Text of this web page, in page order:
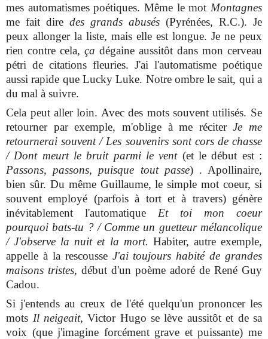
mes automatismes poétiques. Même le mot Montagnes
me fait diredes grands abusés(Pyrénées, R.C.). Je
peux allonger la liste, mais elle est longue. Je ne peux
rien contre cela,ça dégaine aussitôt dans mon cerveau
pétri de citations fleuries. J'ai l'automatisme poétique
aussi rapide que Lucky Luke. Notre ombre le sait, qui a
du mal à suivre.
Cela peut aller loin. Avec des mots souvent utilisés. Se
retourner par exemple, m'oblige à me réciterJe me
retournerai souvent / Les souvenirs sont cors de chasse
/ Dont meurt le bruit parmi le vent (et le début est :
Passons, passons, puisque tout passe) . Apollinaire,
bien sûr. Du même Guillaume, le simple mot coeur, si
souvent employé (parfois à tort et à travers) génère
inévitablement l'automatique Et toi mon coeur
pourquoi bats-tu ? / Comme un guetteur mélancolique
/ J'observe la nuit et la mort. Habiter, autre exemple,
appelle à la rescousse J'ai toujours habité de grandes
maisons tristes, début d'un poème adoré de René Guy
Cadou.
Si j'entends au creux de l'été quelqu'un prononcer les
mots Il neigeait,Victor Hugo se lève aussitôt et de sa
voix (que j'imagine forcément grave et puissante) me